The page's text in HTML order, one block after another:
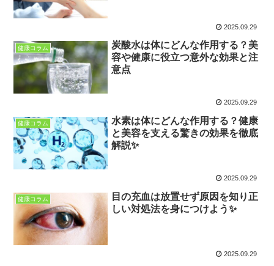
2025.09.29
健康コラム
炭酸水は体にどんな作用する？美
容や健康に役立つ意外な効果と注
意点
2025.09.29
健康コラム
水素は体にどんな作用する？健康
と美容を支える驚きの効果を徹底
解説✨
2025.09.29
健康コラム
目の充血は放置せず原因を知り正
しい対処法を身につけよう✨
2025.09.29